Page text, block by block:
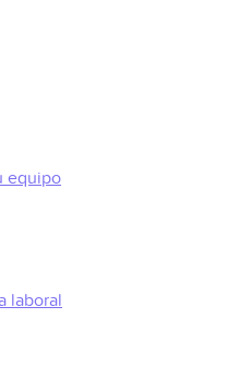
equipo
laboral